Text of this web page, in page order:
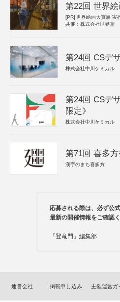
第22回 世界
[PR] 世界絵画大賞展 実
共催：株式会社世界堂
第24回 CSデ
株式会社中川ケミカル
第24回 CSデ
限定》
株式会社中川ケミカル
第71回 喜多
漢字のまち喜多方
応募される際は、必ず公
最新の開催情報をご確認く
「登竜門」編集部
運営会社 掲載申し込み 主催運営ガ